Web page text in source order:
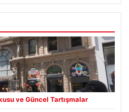
ve Güncel Tartışmalar